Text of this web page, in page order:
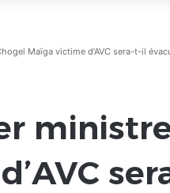
Maïga victime d’AVC sera-t-il